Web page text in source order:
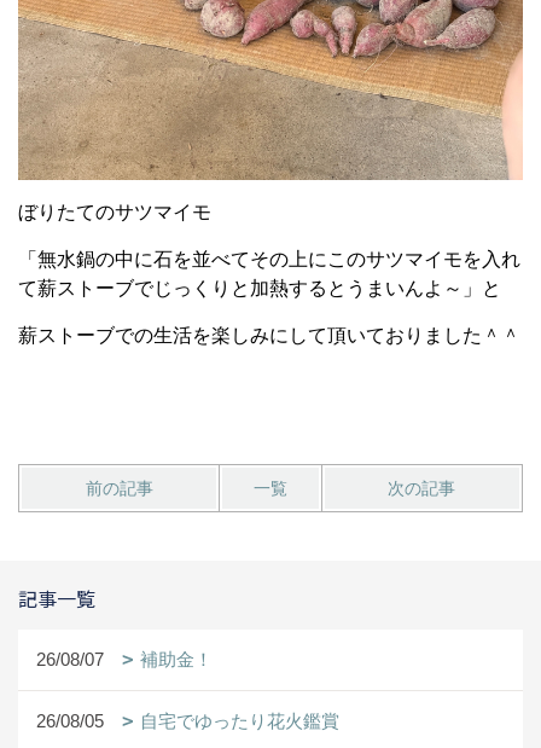
ぼりたてのサツマイモ
「無水鍋の中に石を並べてその上にこのサツマイモを入れ
て薪ストーブでじっくりと加熱するとうまいんよ～」と
薪ストーブでの生活を楽しみにして頂いておりました＾＾
前の記事 一覧 次の記事
記事一覧
26/08/07 補助金！
26/08/05 自宅でゆったり花火鑑賞